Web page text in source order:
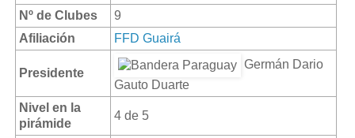
Nº de Clubes
9
Afiliación
FFD Guairá
Presidente
Germán Dario
Gauto Duarte
Nivel en la
pirámide
4 de 5